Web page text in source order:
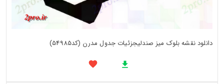
دانلود نقشه بلوک میز صندلیجزئیات جدول مدرن (کد54985)